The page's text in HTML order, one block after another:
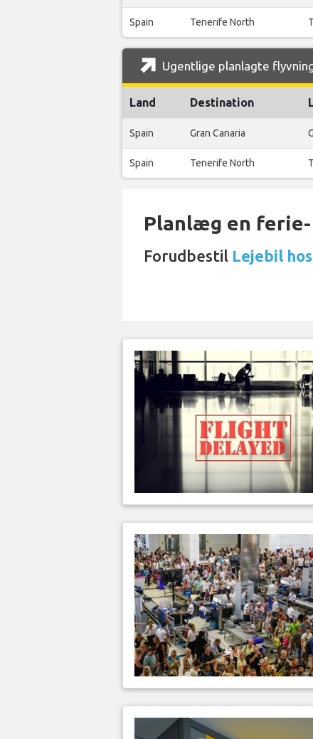
Spain Tenerife North
Ugentlige planlagte
Land Destination
Spain Gran Canaria
Spain Tenerife North
Planlæg en
Forudbestil Lejebil